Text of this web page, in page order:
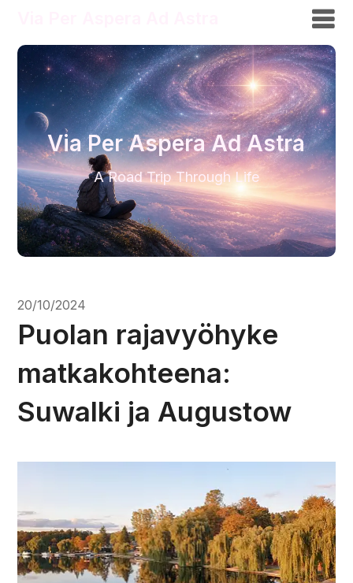
Via Per Aspera Ad Astra
A Road Trip Through Life
20/10/2024
Puolan rajavyöhyke
matkakohteena:
Suwalki ja Augustow